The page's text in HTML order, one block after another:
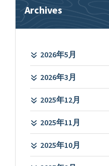
Archives
2026年5月
2026年3月
2025年12月
2025年11月
2025年10月